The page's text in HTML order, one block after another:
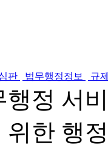
판 법무행정정보 규
행정 서
한 행